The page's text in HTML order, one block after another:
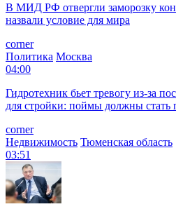
В МИД РФ отвергли заморозку
назвали условие для мира
corner
Политика Москва
04:00
Гидротехник бьет тревогу из-за
для стройки: поймы должны стать
corner
Недвижимость Тюменская область
03:51